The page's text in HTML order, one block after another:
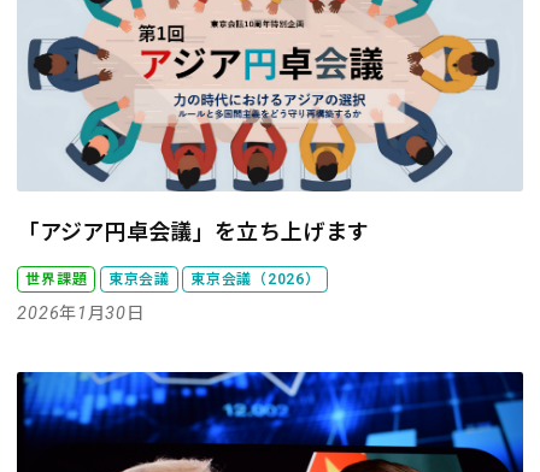
「アジア円卓会議」を立ち上げます
世界課題 東京会議 東京会議（2026）
2026年1月30日